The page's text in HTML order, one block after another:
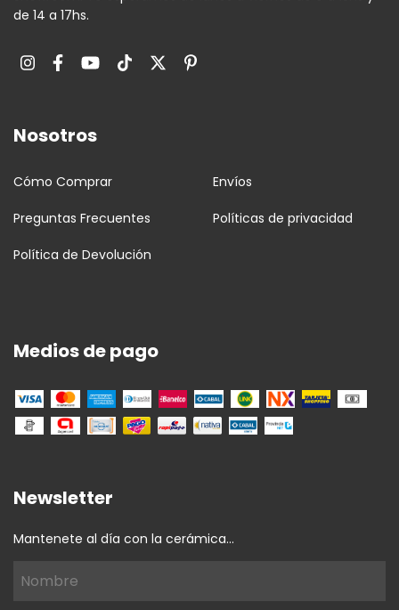
de 14 a 17hs.
Nosotros
Cómo Comprar Envíos
Preguntas Frecuentes Políticas de privacidad
Política de Devolución
Medios de pago
Newsletter
Mantenete al día con la cerámica...